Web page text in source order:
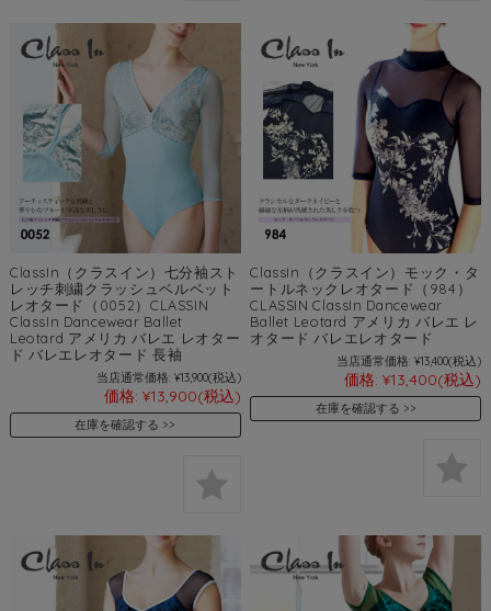
ClassIn（クラスイン）七分袖スト
レッチ刺繍クラッシュベルベット
レオタード（0052）CLASSIN
ClassIn Dancewear Ballet
Leotard アメリカ バレエ レオター
ド バレエレオタード 長袖
当店通常価格: ¥13,900(税込)
価格: ¥13,900(税込)
在庫を確認する
ClassIn（クラスイン）モック・タ
ートルネックレオタード（984）
CLASSIN ClassIn Dancewear
Ballet Leotard アメリカ バレエ レ
オタード バレエレオタード
当店通常価格: ¥13,400(税込)
価格: ¥13,400(税込)
在庫を確認する